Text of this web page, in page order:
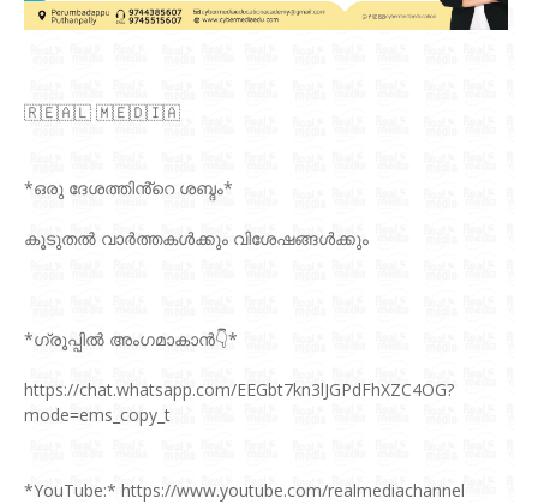
🇷‌🇪‌🇦‌🇱‌ 🇲‌🇪‌🇩‌🇮‌🇦‌
*ഒരു ദേശത്തിൻ്റെ ശബ്ദം*
കൂടുതല്‍ വാർത്തകൾക്കും വിശേഷങ്ങൾക്കും
*ഗ്രൂപ്പിൽ അംഗമാകാൻ👇*
https://chat.whatsapp.com/EEGbt7kn3lJGPdFhXZC4OG?
mode=ems_copy_t
*YouTube:* https://www.youtube.com/realmediachannel